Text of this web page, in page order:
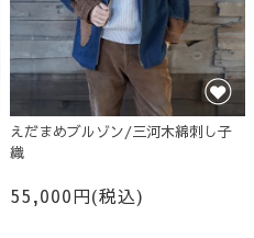
えだまめブルゾン/三河木綿刺し子
織
55,000円(税込)